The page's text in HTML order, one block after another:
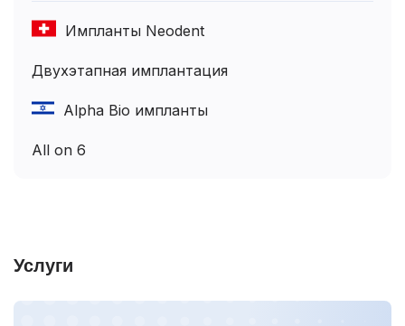
Импланты Neodent
Двухэтапная имплантация
Alpha Bio импланты
All on 6
Услуги